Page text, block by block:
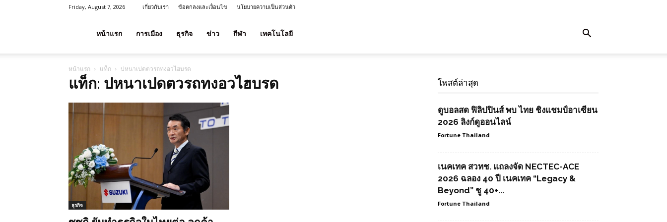
Friday, August 7, 2026 เกี่ยวกับเรา ข้อตกลงและเงื่อนไข นโยบายความเป็นส่วนตัว
ลาภ
ประเทศไทย
หน้าแรก การเมือง ธุรกิจ ข่าว กีฬา เทคโนโลยี
หน้าแรก แท็ก ปหนาเปดตวรถทงอวไฮบรด
แท็ก: ปหนาเปดตวรถทงอวไฮบรด
ธุรกิจ
โพสต์ล่าสุด
ดูบอลสด ฟิลิปปินส์ พบ ไทย ชิงแชมป์อาเซียน
2026 ลิงก์ดูออนไลน์
Fortune Thailand
เนคเทค สวทช. แถลงจัด NECTEC-ACE
2026 ฉลอง 40 ปี เนคเทค “Legacy &
Beyond” ชู 40+...
Fortune Thailand